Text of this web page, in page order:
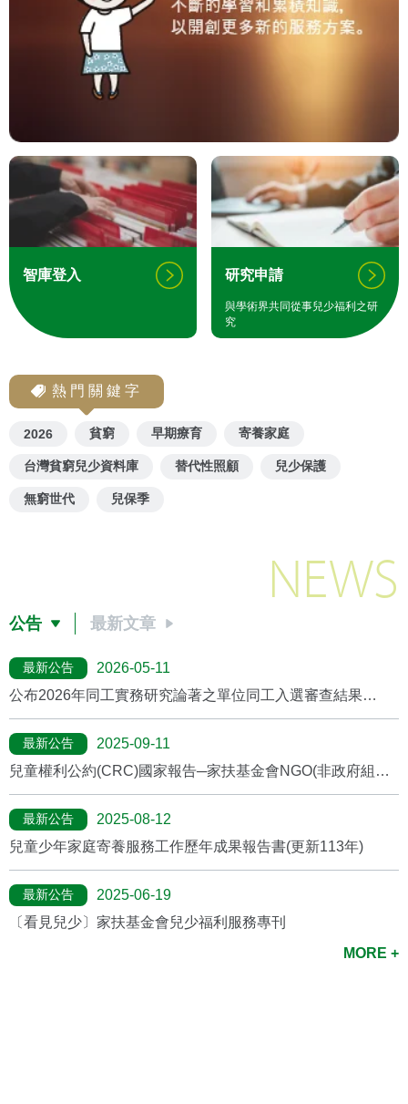
智庫登入 研究申請
與學術界共同從事兒少福利之研
究
熱門關鍵字
2026 貧窮 早期療育 寄養家庭
台灣貧窮兒少資料庫 替代性照顧 兒少保護
無窮世代 兒保季
NEWS
公告 最新文章
最新公告
2026-05-11
公布2026年同工實務研究論著之單位同工入選審查結果
最新公告
2025-09-11
兒童權利公約(CRC)國家報告─家扶基金會NGO(非政府組織)
最新公告
2025-08-12
兒童少年家庭寄養服務工作歷年成果報告書(更新113年)
最新公告
2025-06-19
〔看見兒少〕家扶基金會兒少福利服務專刊
MORE +